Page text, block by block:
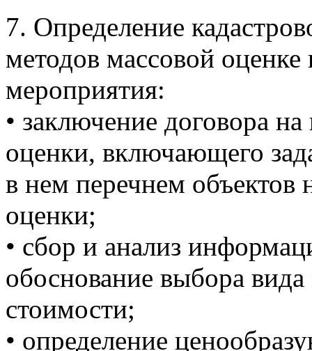
7. Определение
методов массовой
мероприятия:
• заключение договора
оценки, включающего
в нем перечнем
оценки;
• сбор и анализ
обоснование выбора
стоимости;
• определение